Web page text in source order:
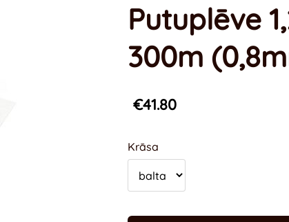
Putuplēve
300m
€41.80
Krāsa